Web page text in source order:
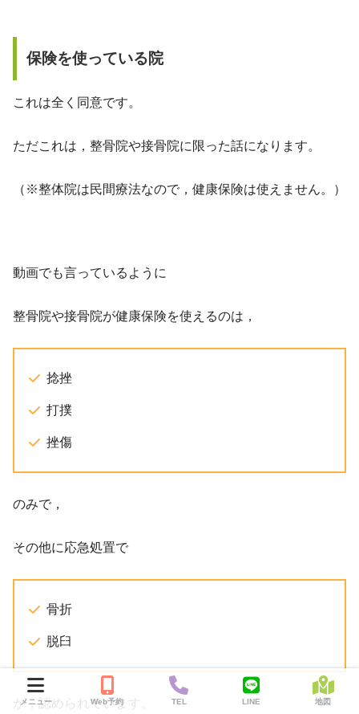
保険を使っている院
これは全く同意です。
ただこれは，整骨院や接骨院に限った話になります。
（※整体院は民間療法なので，健康保険は使えません。）
動画でも言っているように
整骨院や接骨院が健康保険を使えるのは，
捻挫
打撲
挫傷
のみで，
その他に応急処置で
骨折
脱臼
が，認められています。
メニュー Web予約 TEL LINE 地図